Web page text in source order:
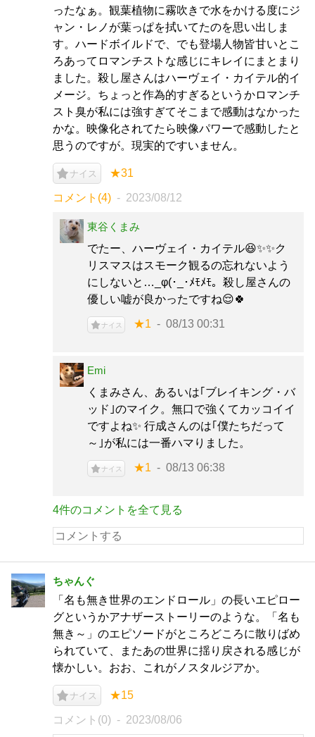
ったなぁ。観葉植物に霧吹きで水をかける度にジ
ャン・レノが葉っぱを拭いてたのを思い出しま
す。ハードボイルドで、でも登場人物皆甘いとこ
ろあってロマンチストな感じにキレイにまとまり
ました。殺し屋さんはハーヴェイ・カイテル的イ
メージ。ちょっと作為的すぎるというかロマンチ
スト臭が私には強すぎてそこまで感動はなかった
かな。映像化されてたら映像パワーで感動したと
思うのですが。現実的ですいません。
ナイス ★31
コメント(4) 2023/08/12
東谷くまみ
でたー、ハーヴェイ・カイテル😆✨✨ク
リスマスはスモーク観るの忘れないよう
にしないと…_φ(･_･ﾒﾓﾒﾓ。殺し屋さんの
優しい嘘が良かったですね😌🍀
ナイス ★1 08/13 00:31
Emi
くまみさん、あるいは｢ブレイキング・バ
ッド｣のマイク。無口で強くてカッコイイ
ですよね✨ 行成さんのは｢僕たちだって
～｣が私には一番ハマりました。
ナイス ★1 08/13 06:38
4件のコメントを全て見る
ちゃんぐ
「名も無き世界のエンドロール」の長いエピロー
グというかアナザーストーリーのような。「名も
無き～」のエピソードがところどころに散りばめ
られていて、またあの世界に揺り戻される感じが
懐かしい。おお、これがノスタルジアか。
ナイス ★15
コメント(0) 2023/08/06